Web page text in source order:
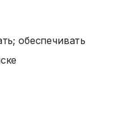
обеспечивать